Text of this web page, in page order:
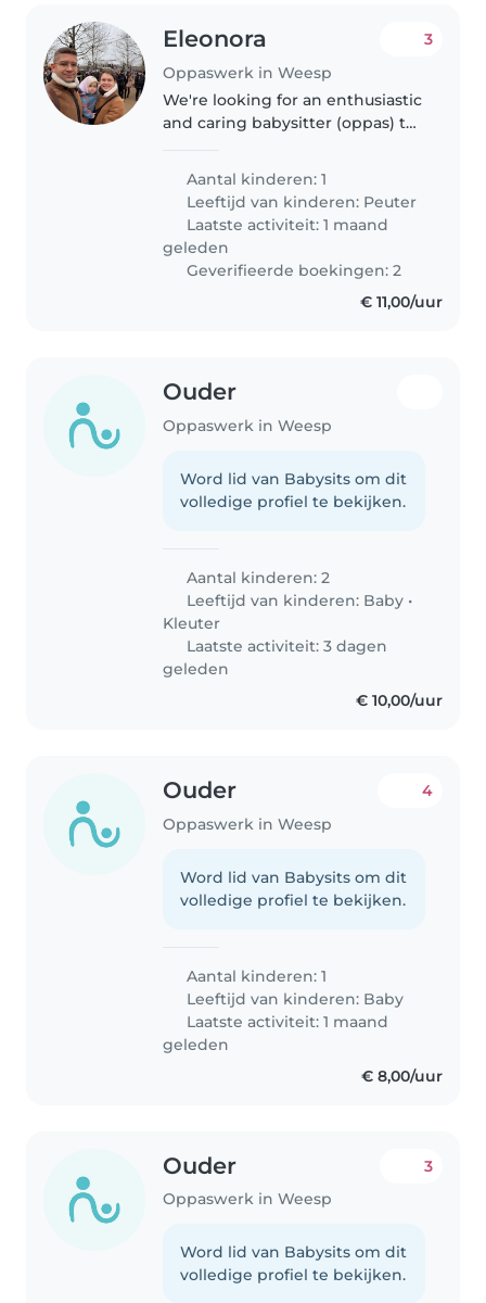
Eleonora
Oppaswerk in Weesp
3
We're looking for an enthusiastic
and caring babysitter (oppas) to
curious toddler. Our little one is
full of energy and loves to
explore and learn, so..
Aantal kinderen: 1
Leeftijd van kinderen: Peuter
Laatste activiteit: 1 maand
geleden
Geverifieerde boekingen: 2
€ 11,00/uur
Ouder
Oppaswerk in Weesp
Word lid van Babysits om dit
volledige profiel te bekijken.
Aantal kinderen: 2
Leeftijd van kinderen: Baby •
Kleuter
Laatste activiteit: 3 dagen
geleden
€ 10,00/uur
Ouder
Oppaswerk in Weesp
4
Word lid van Babysits om dit
volledige profiel te bekijken.
Aantal kinderen: 1
Leeftijd van kinderen: Baby
Laatste activiteit: 1 maand
geleden
€ 8,00/uur
Ouder
Oppaswerk in Weesp
3
Word lid van Babysits om dit
volledige profiel te bekijken.